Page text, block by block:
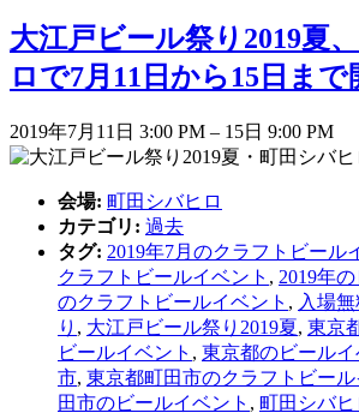
大江戸ビール祭り2019夏
ロで7月11日から15日まで
2019年7月11日 3:00 PM – 15日 9:00 PM
会場: 町田シバヒロ
カテゴリ: 過去
タグ: 2019年7月のクラフトビール
クラフトビールイベント , 2019年
のクラフトビールイベント , 入場
り , 大江戸ビール祭り2019夏, 東京
ビールイベント , 東京都のビールイ
市, 東京都町田市のクラフトビール
田市のビールイベント , 町田シバヒ